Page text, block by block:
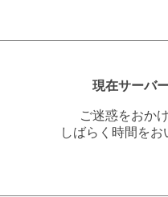
現在サーバ
ご迷惑をおか
しばらく時間を